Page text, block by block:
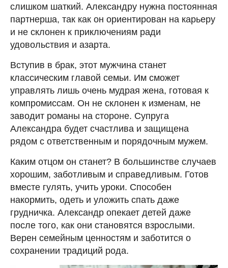
слишком шаткий. Александру нужна постоянная
партнерша, так как он ориентирован на карьеру
и не склонен к приключениям ради
удовольствия и азарта.
Вступив в брак, этот мужчина станет
классическим главой семьи. Им сможет
управлять лишь очень мудрая жена, готовая к
компромиссам. Он не склонен к изменам, не
заводит романы на стороне. Супруга
Александра будет счастлива и защищена
рядом с ответственным и порядочным мужем.
Каким отцом он станет? В большинстве случаев
хорошим, заботливым и справедливым. Готов
вместе гулять, учить уроки. Способен
накормить, одеть и уложить спать даже
грудничка. Александр опекает детей даже
после того, как они становятся взрослыми.
Верен семейным ценностям и заботится о
сохранении традиций рода.